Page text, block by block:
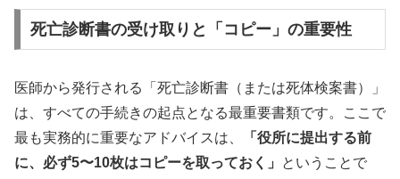
死亡診断書の受け取りと「コピー」の重要性
医師から発行される「死亡診断書（または死体検案書）」
は、すべての手続きの起点となる最重要書類です。ここで
最も実務的に重要なアドバイスは、
「役所に提出する前
に、必ず5〜10枚はコピーを取っておく」
ということで